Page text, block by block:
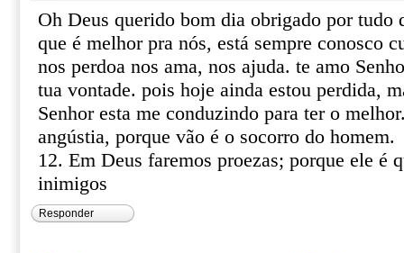
Oh Deus querido bom dia obrigado por tudo
que é melhor pra nós, está sempre conosco
nos perdoa nos ama, nos ajuda. te amo
tua vontade. pois hoje ainda estou perdida,
Senhor esta me conduzindo para ter o
angústia, porque vão é o socorro do homem.
12. Em Deus faremos proezas; porque ele é
inimigos
Responder